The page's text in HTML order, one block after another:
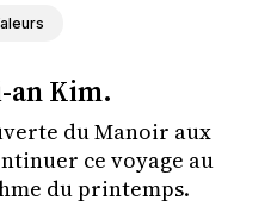
an Kim.
du Manoir aux
ce voyage au
du printemps.